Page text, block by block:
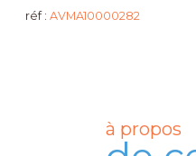
à propos
réf : AVMA10000282